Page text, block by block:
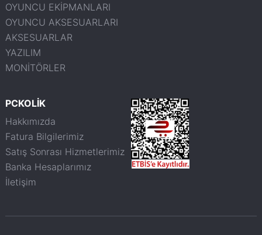
OYUNCU EKİPMANLARI
OYUNCU AKSESUARLARI
AKSESUARLAR
YAZILIM
MONİTÖRLER
PCKOLİK
Hakkımızda
Fatura Bilgilerimiz
Satış Sonrası Hizmetlerimiz
Banka Hesaplarımız
İletişim